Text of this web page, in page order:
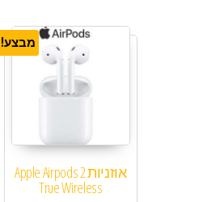
מבצע!
אוזניות Apple Airpods 2
True Wireless